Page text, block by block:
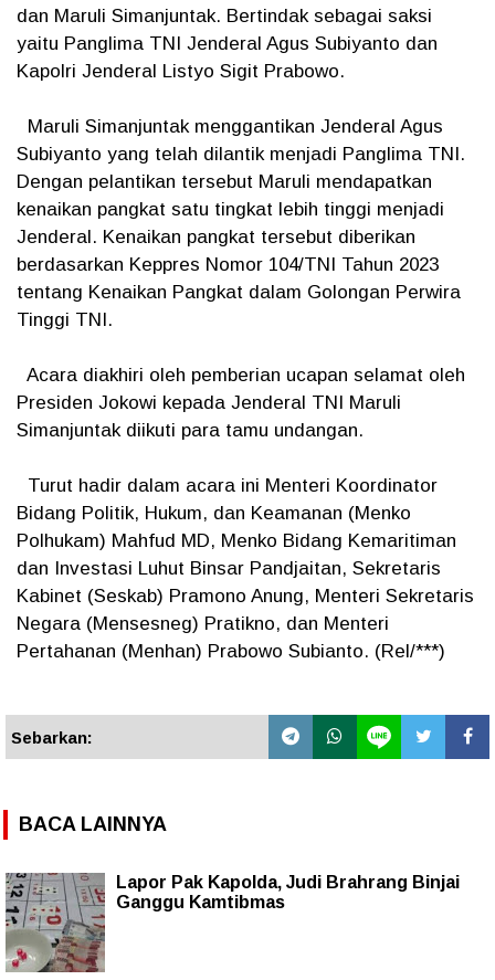
dan Maruli Simanjuntak. Bertindak sebagai saksi
yaitu Panglima TNI Jenderal Agus Subiyanto dan
Kapolri Jenderal Listyo Sigit Prabowo.
Maruli Simanjuntak menggantikan Jenderal Agus
Subiyanto yang telah dilantik menjadi Panglima TNI.
Dengan pelantikan tersebut Maruli mendapatkan
kenaikan pangkat satu tingkat lebih tinggi menjadi
Jenderal. Kenaikan pangkat tersebut diberikan
berdasarkan Keppres Nomor 104/TNI Tahun 2023
tentang Kenaikan Pangkat dalam Golongan Perwira
Tinggi TNI.
Acara diakhiri oleh pemberian ucapan selamat oleh
Presiden Jokowi kepada Jenderal TNI Maruli
Simanjuntak diikuti para tamu undangan.
Turut hadir dalam acara ini Menteri Koordinator
Bidang Politik, Hukum, dan Keamanan (Menko
Polhukam) Mahfud MD, Menko Bidang Kemaritiman
dan Investasi Luhut Binsar Pandjaitan, Sekretaris
Kabinet (Seskab) Pramono Anung, Menteri Sekretaris
Negara (Mensesneg) Pratikno, dan Menteri
Pertahanan (Menhan) Prabowo Subianto. (Rel/***)
Sebarkan:
BACA LAINNYA
Lapor Pak Kapolda, Judi Brahrang Binjai
Ganggu Kamtibmas